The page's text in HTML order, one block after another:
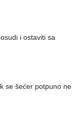
i ostaviti sa
se šećer potpuno ne